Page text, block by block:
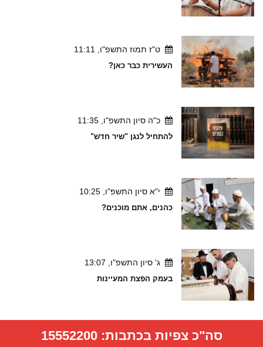
ט"ז תמוז התשפ"ו, 11:11
העשירית כבר כאן?
כ"ה סיון התשפ"ו, 11:35
להתחיל לנגן "שיר חדש"
י"א סיון התשפ"ו, 10:25
כהנים, אתם מוכנים?
ג' סיון התשפ"ו, 13:07
בעמק הפצת המעיינות
סה"כ צפיות בכתבות:15552200